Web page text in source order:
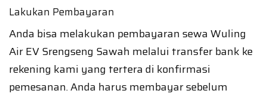
Lakukan Pembayaran
Anda bisa melakukan pembayaran sewa Wuling
Air EV Srengseng Sawah melalui transfer bank ke
rekening kami yang tertera di konfirmasi
pemesanan. Anda harus membayar sebelum